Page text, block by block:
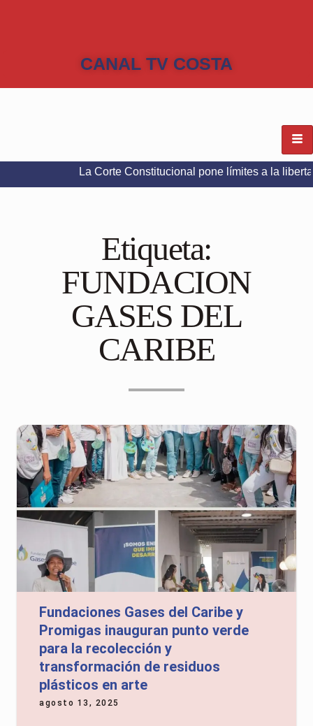
CANAL TV COSTA
La Corte Constitucional pone límites a la libertad de
Etiqueta:
FUNDACION
GASES DEL
CARIBE
Fundaciones Gases del Caribe y
Promigas inauguran punto verde
para la recolección y
transformación de residuos
plásticos en arte
agosto 13, 2025